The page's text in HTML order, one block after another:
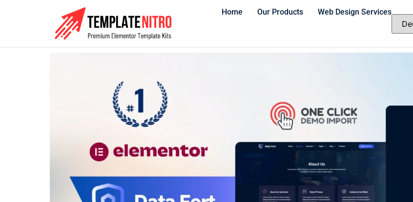
Home Our Products Web Design Services